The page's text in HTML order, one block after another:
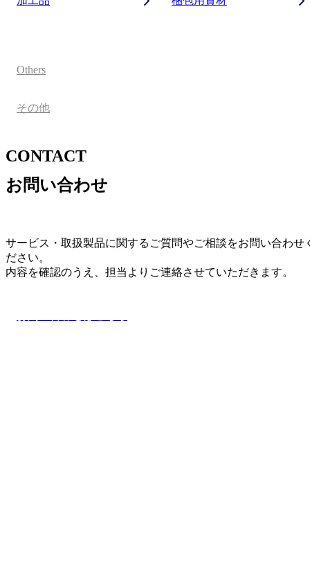
Others
その他
CONTACT
お問い合わせ
サービス・取扱製品に関するご質問やご相談をお問い合わせ
ださい。
内容を確認のうえ、担当よりご連絡させていただきます。